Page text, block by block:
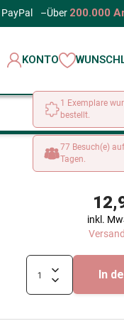
–Über 200.000
KONTO
inkl.
In
1 Exemplare
bestellt.
77 Besuch(e)
Tagen.